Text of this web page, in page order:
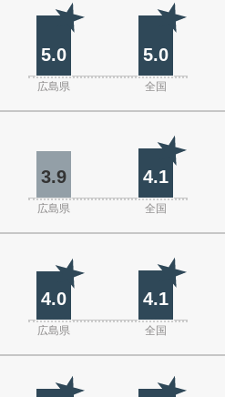
5.0 5.0
広島県 全国
3.9 4.1
広島県 全国
4.0 4.1
広島県 全国